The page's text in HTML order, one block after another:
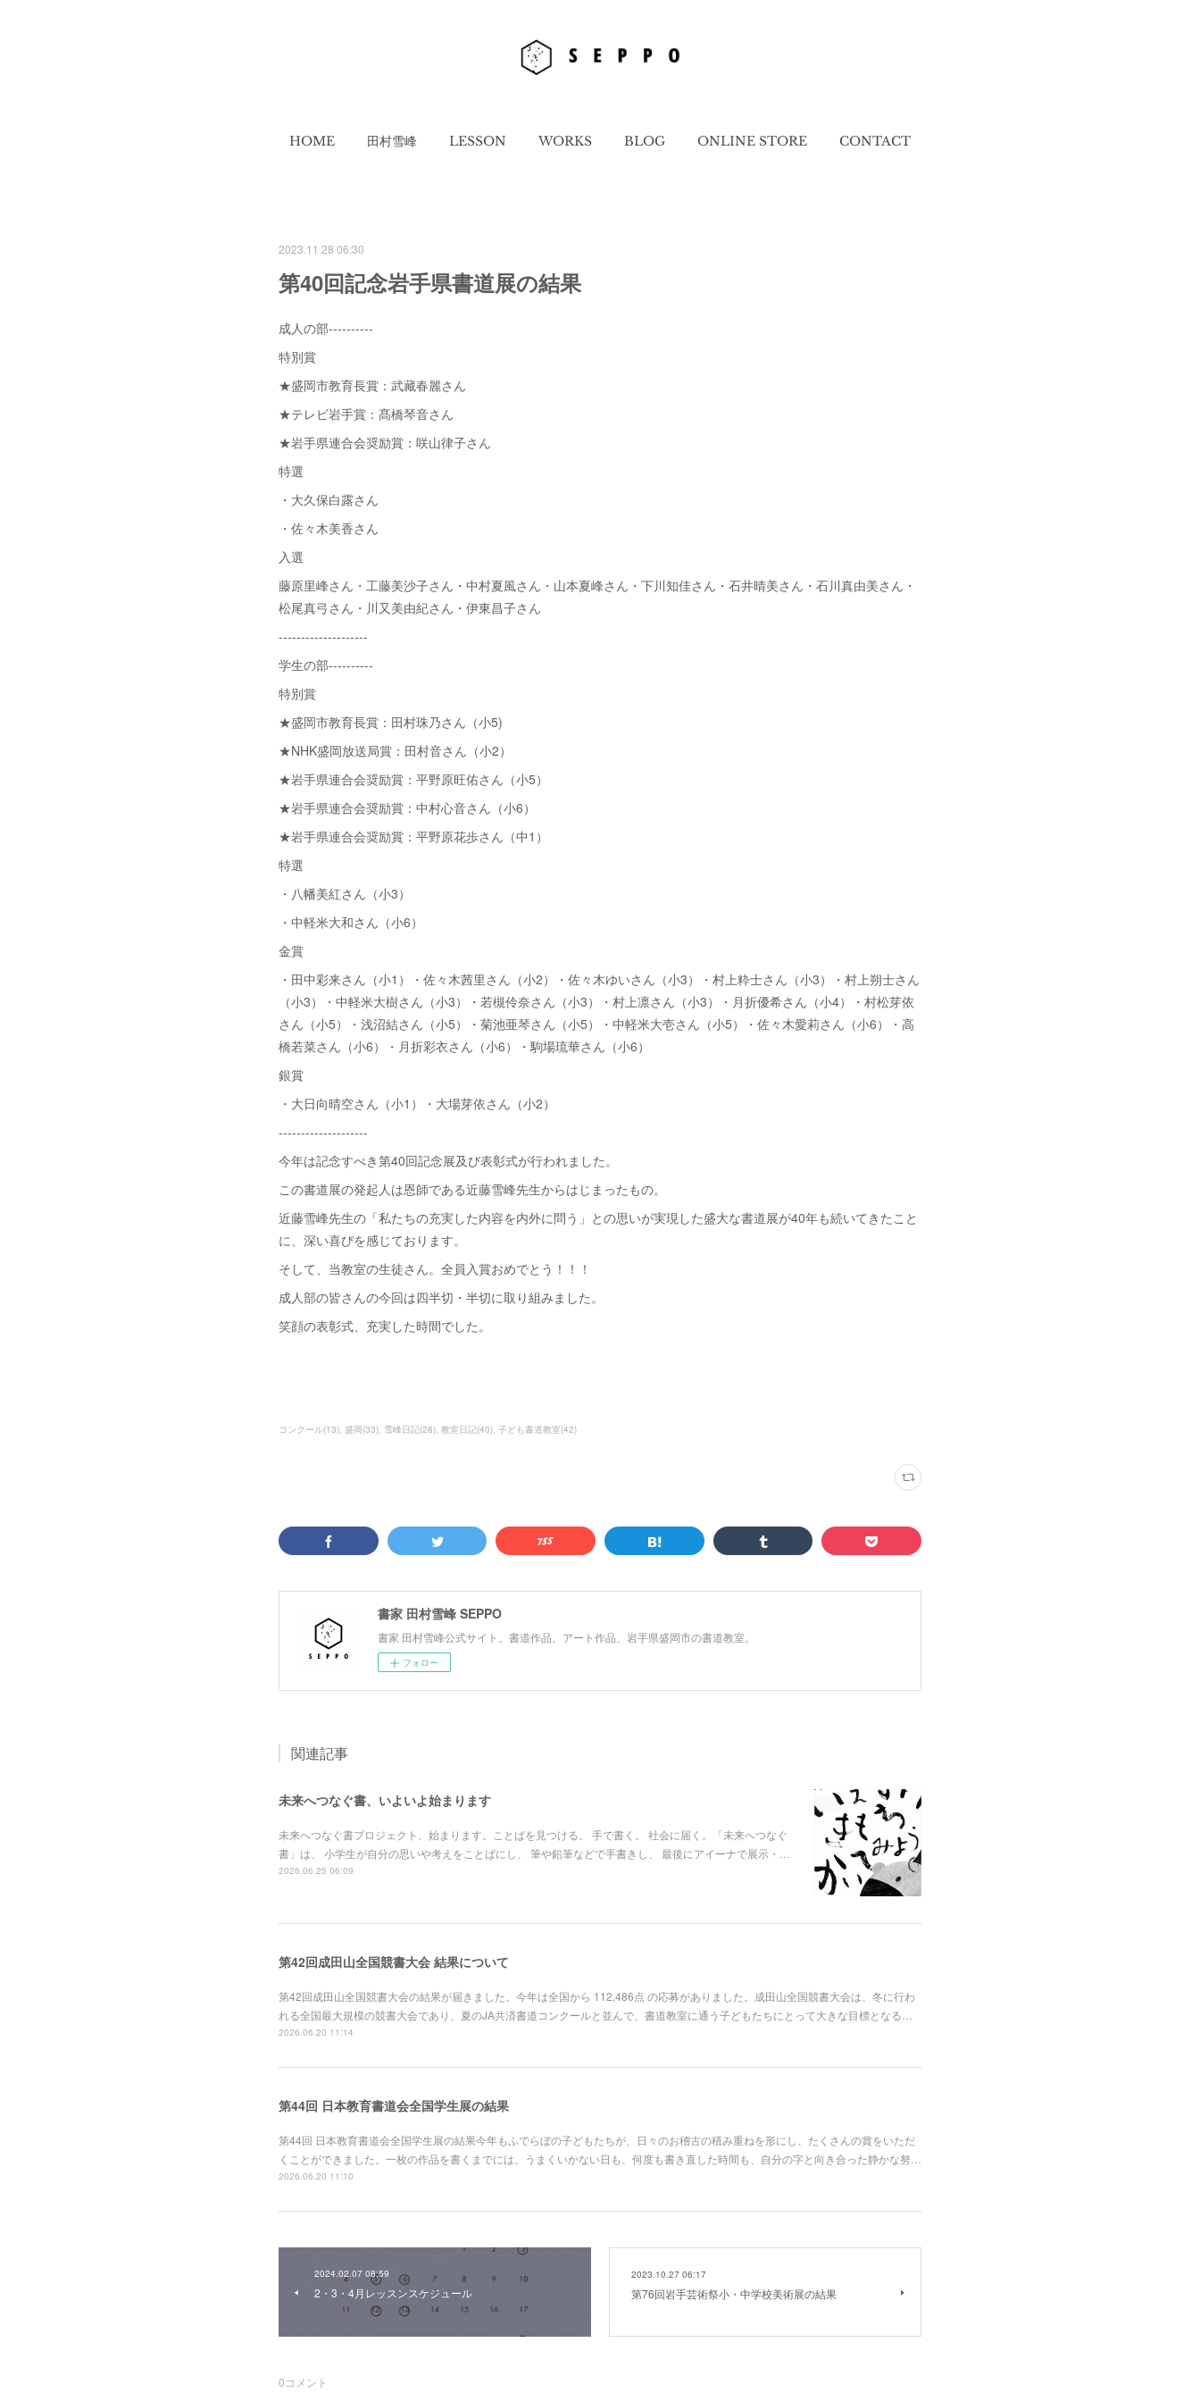
HOME 田村雪峰 LESSON WORKS BLOG ONLINE STORE CONTACT
2023.11.28 06:30
第40回記念岩手県書道展の結果
成人の部----------
特別賞
★盛岡市教育長賞：武藏春麗さん
★テレビ岩手賞：髙橋琴音さん
★岩手県連合会奨励賞：咲山律子さん
特選
・大久保白露さん
・佐々木美香さん
入選
藤原里峰さん・工藤美沙子さん・中村夏風さん・山本夏峰さん・下川知佳さん・石井晴美さん・石川真由美さん・
松尾真弓さん・川又美由紀さん・伊東昌子さん
--------------------
学生の部----------
特別賞
★盛岡市教育長賞：田村珠乃さん（小5)
★NHK盛岡放送局賞：田村音さん（小2）
★岩手県連合会奨励賞：平野原旺佑さん（小5）
★岩手県連合会奨励賞：中村心音さん（小6）
★岩手県連合会奨励賞：平野原花歩さん（中1）
特選
・八幡美紅さん（小3）
・中軽米大和さん（小6）
金賞
・田中彩来さん（小1）・佐々木茜里さん（小2）・佐々木ゆいさん（小3）・村上粋士さん（小3）・村上朔士さん
（小3）・中軽米大樹さん（小3）・若槻伶奈さん（小3）・村上凛さん（小3）・月折優希さん（小4）・村松芽依
さん（小5）・浅沼結さん（小5）・菊池亜琴さん（小5）・中軽米大壱さん（小5）・佐々木愛莉さん（小6）・高
橋若菜さん（小6）・月折彩衣さん（小6）・駒場琉華さん（小6）
銀賞
・大日向晴空さん（小1）・大場芽依さん（小2）
--------------------
今年は記念すべき第40回記念展及び表彰式が行われました。
この書道展の発起人は恩師である近藤雪峰先生からはじまったもの。
近藤雪峰先生の「私たちの充実した内容を内外に問う」との思いが実現した盛大な書道展が40年も続いてきたこと
に、深い喜びを感じております。
そして、当教室の生徒さん。全員入賞おめでとう！！！
成人部の皆さんの今回は四半切・半切に取り組みました。
笑顔の表彰式、充実した時間でした。
コンクール(13) 盛岡(33) 雪峰日記(28) 教室日記(40) 子ども書道教室(42)
書家 田村雪峰 SEPPO
書家 田村雪峰公式サイト。書道作品、アート作品、岩手県盛岡市の書道教室。
フォロー
関連記事
未来へつなぐ書、いよいよ始まります
未来へつなぐ書プロジェクト、始まります。ことばを見つける。 手で書く。 社会に届く。「未来へつなぐ
書」は、 小学生が自分の思いや考えをことばにし、 筆や鉛筆などで手書きし、 最後にアイーナで展示・…
2026.06.25 06:09
第42回成田山全国競書大会 結果について
第42回成田山全国競書大会の結果が届きました。今年は全国から 112,486点 の応募がありました。成田山全国競書大会は、冬に行わ
れる全国最大規模の競書大会であり、夏のJA共済書道コンクールと並んで、書道教室に通う子どもたちにとって大きな目標となる…
2026.06.20 11:14
第44回 日本教育書道会全国学生展の結果
第44回 日本教育書道会全国学生展の結果今年もふでらぼの子どもたちが、日々のお稽古の積み重ねを形にし、たくさんの賞をいただ
くことができました。一枚の作品を書くまでには、うまくいかない日も、何度も書き直した時間も、自分の字と向き合った静かな努…
2026.06.20 11:10
2024.02.07 08:59
2・3・4月レッスンスケジュール
2023.10.27 06:17
第76回岩手芸術祭小・中学校美術展の結果
0コメント